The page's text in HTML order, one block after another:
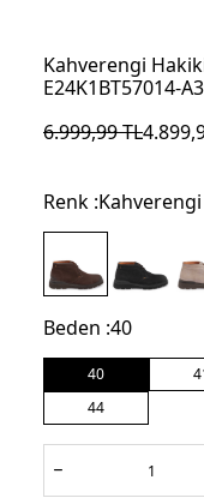
Kahverengi
E24K1BT57014-
6.999,99TL
Renk :Kahverengi
Beden :40
40
44